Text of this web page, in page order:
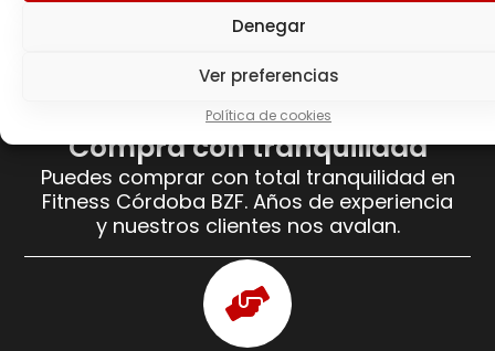
Denegar
Ver preferencias
Política de cookies
Compra con tranquilidad
Puedes comprar con total tranquilidad en
Fitness Córdoba BZF. Años de experiencia
y nuestros clientes nos avalan.